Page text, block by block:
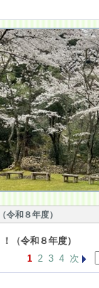
令和８年度）
（令和８年度）
1 2 3 4 次